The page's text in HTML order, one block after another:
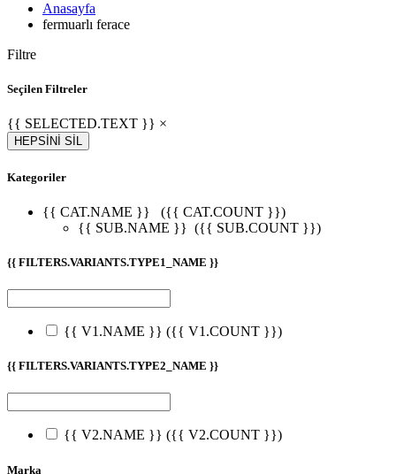
Anasayfa
fermuarlı ferace
Filtre
Seçilen Filtreler
{{ SELECTED.TEXT }} ×
HEPSİNİ SİL
Kategoriler
{{ CAT.NAME }}
({{ CAT.COUNT }})
{{ SUB.NAME }} ({{ SUB.COUNT }})
{{ FILTERS.VARIANTS.TYPE1_NAME }}
{{ V1.NAME }} ({{ V1.COUNT }})
{{ FILTERS.VARIANTS.TYPE2_NAME }}
{{ V2.NAME }} ({{ V2.COUNT }})
Marka